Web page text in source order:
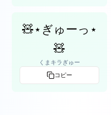
🧸⋆ぎゅーっ⋆
🧸
くまキラぎゅー
コピー